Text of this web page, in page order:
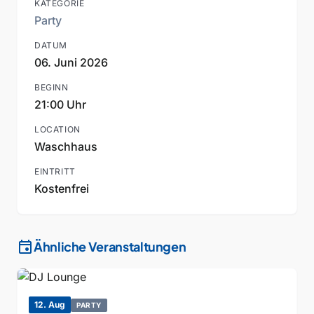
KATEGORIE
Party
DATUM
06. Juni 2026
BEGINN
21:00 Uhr
LOCATION
Waschhaus
EINTRITT
Kostenfrei
eventÄhnliche Veranstaltungen
12. Aug PARTY